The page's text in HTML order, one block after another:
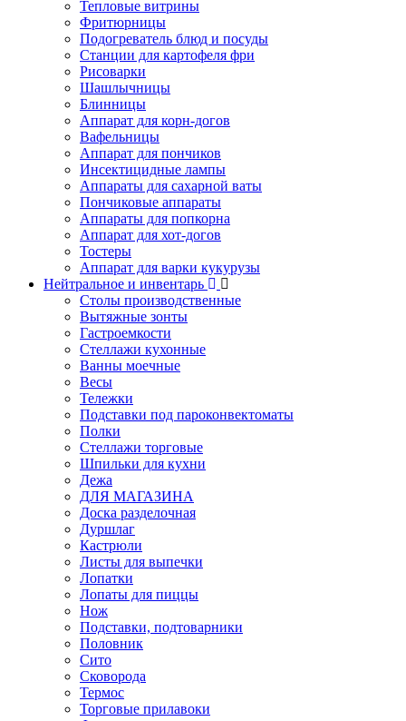
Тепловые витрины
Фритюрницы
Подогреватель блюд и посуды
Станции для картофеля фри
Рисоварки
Шашлычницы
Блинницы
Аппарат для корн-догов
Вафельницы
Аппарат для пончиков
Инсектицидные лампы
Аппараты для сахарной ваты
Пончиковые аппараты
Аппараты для попкорна
Аппарат для хот-догов
Тостеры
Аппарат для варки кукурузы
Нейтральное и инвентарь
Столы производственные
Вытяжные зонты
Гастроемкости
Стеллажи кухонные
Ванны моечные
Весы
Тележки
Подставки под пароконвектоматы
Полки
Стеллажи торговые
Шпильки для кухни
Дежа
ДЛЯ МАГАЗИНА
Доска разделочная
Дуршлаг
Кастрюли
Листы для выпечки
Лопатки
Лопаты для пиццы
Нож
Подставки, подтоварники
Половник
Сито
Сковорода
Термос
Торговые прилавоки